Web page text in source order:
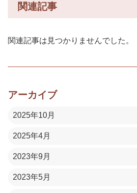
関連記事
関連記事は見つかりませんでした。
アーカイブ
2025年10月
2025年4月
2023年9月
2023年5月